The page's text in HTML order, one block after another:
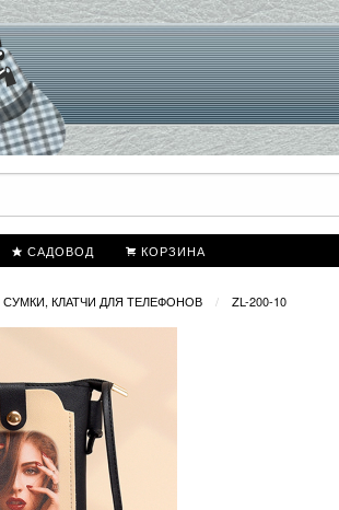
САДОВОД КОРЗИНА
СУМКИ, КЛАТЧИ ДЛЯ ТЕЛЕФОНОВ ZL-200-10